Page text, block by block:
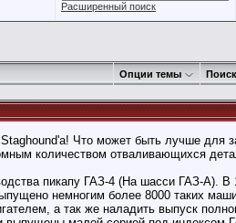
Расширенный поиск
Опции темы
Что может быть лучше для
количеством отваливающихся
пикапу ГАЗ-4 (На шасси ГАЗ-А). В
немногим более 8000 таких
а так же наладить выпуск